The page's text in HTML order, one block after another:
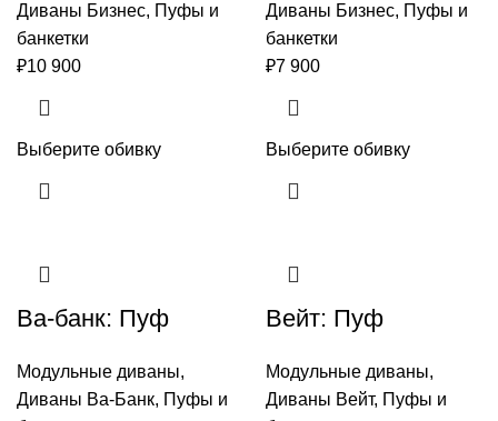
Диваны Бизнес, Пуфы и
банкетки
₽10 900
Выберите обивку
Диваны Бизнес, Пуфы и
банкетки
₽7 900
Выберите обивку
Ва-банк: Пуф
Модульные диваны,
Диваны Ва-Банк, Пуфы и
Вейт: Пуф
Модульные диваны,
Диваны Вейт, Пуфы и